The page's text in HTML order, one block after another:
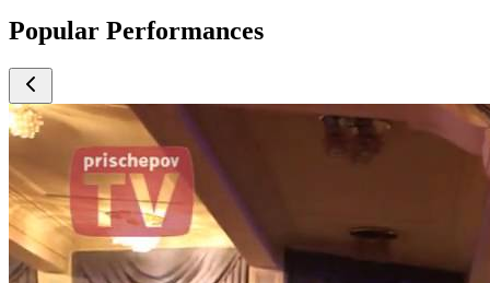
Popular Performances